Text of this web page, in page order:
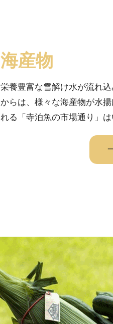
海産物
栄養豊富な雪解け水が流れ
からは、様々な海産物が水
れる「寺泊魚の市場通り」は